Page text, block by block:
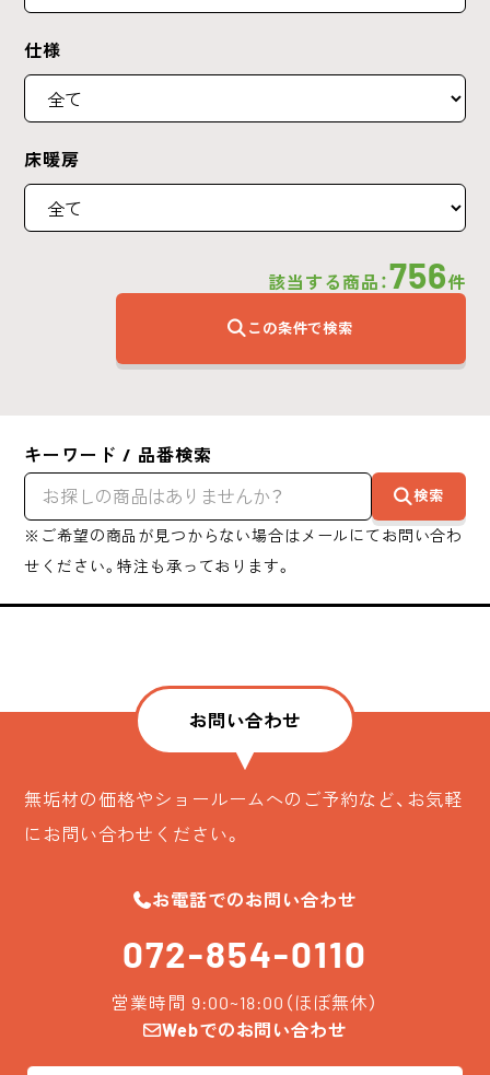
仕様
床暖房
該当する商品：756件
この条件で検索
キーワード / 品番検索
検索
※ご希望の商品が見つからない場合はメールにてお問い合わ
せください。特注も承っております。
お問い合わせ
無垢材の価格やショールームへのご予約など、お気軽
にお問い合わせください。
お電話でのお問い合わせ
072-854-0110
営業時間 9:00~18:00（ほぼ無休）
Webでのお問い合わせ